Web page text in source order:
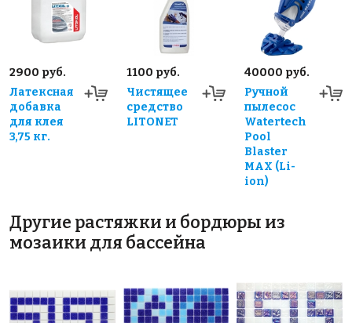
2900 руб.
Латексная
добавка
для клея
3,75 кг.
1100 руб.
Чистящее
средство
LITONET
40000 руб.
Ручной
пылесос
Watertech
Pool
Blaster
MAX (Li-
ion)
Другие растяжки и бордюры из
мозаики для бассейна